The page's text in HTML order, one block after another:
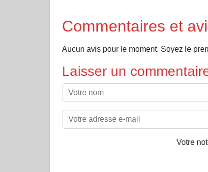
Commentaires et
Aucun avis pour le moment. Soyez le
Laisser un
Votre